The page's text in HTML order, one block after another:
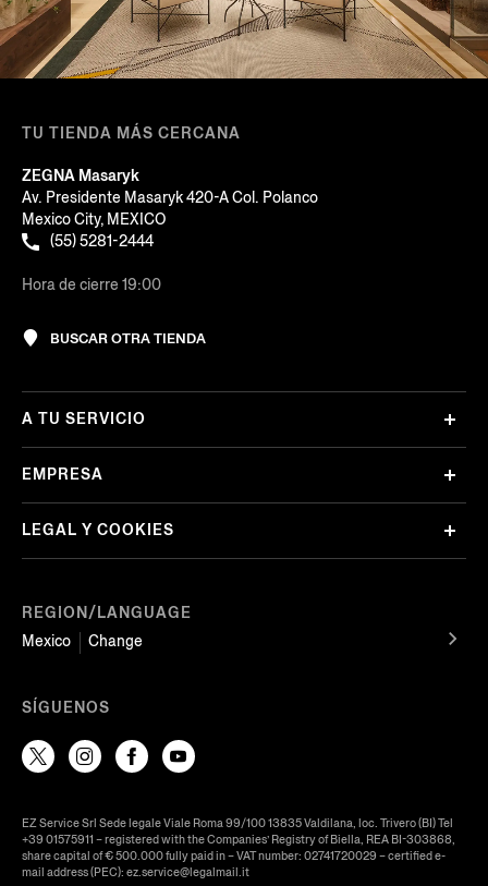
TU TIENDA MÁS CERCANA
ZEGNA Masaryk
Av. Presidente Masaryk 420-A Col. Polanco
Mexico City, MEXICO
(55) 5281-2444
Hora de cierre 19:00
BUSCAR OTRA TIENDA
REGION/LANGUAGE
Mexico
Change
A TU SERVICIO
EMPRESA
LEGAL Y COOKIES
SÍGUENOS
EZ Service Srl Sede legale Viale Roma 99/100 13835 Valdilana, loc. Trivero (BI) Tel
+39 01575911 – registered with the Companies’ Registry of Biella, REA BI-303868,
share capital of € 500.000 fully paid in – VAT number: 02741720029 – certified e-
mail address (PEC): ez.service@legalmail.it